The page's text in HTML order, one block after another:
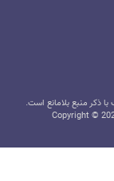
ذکر منبع بلامانع است.
Copyright ©